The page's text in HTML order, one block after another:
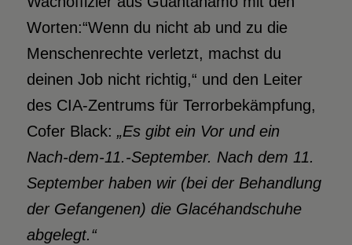
Worten:“Wenn du nicht ab und zu die
Menschenrechte verletzt, machst du
deinen Job nicht richtig,“ und den Leiter
des CIA-Zentrums für Terrorbekämpfung,
Cofer Black: „Es gibt ein Vor und ein
Nach-dem-11.-September. Nach dem 11.
September haben wir (bei der Behandlung
der Gefangenen) die Glacéhandschuhe
abgelegt.“